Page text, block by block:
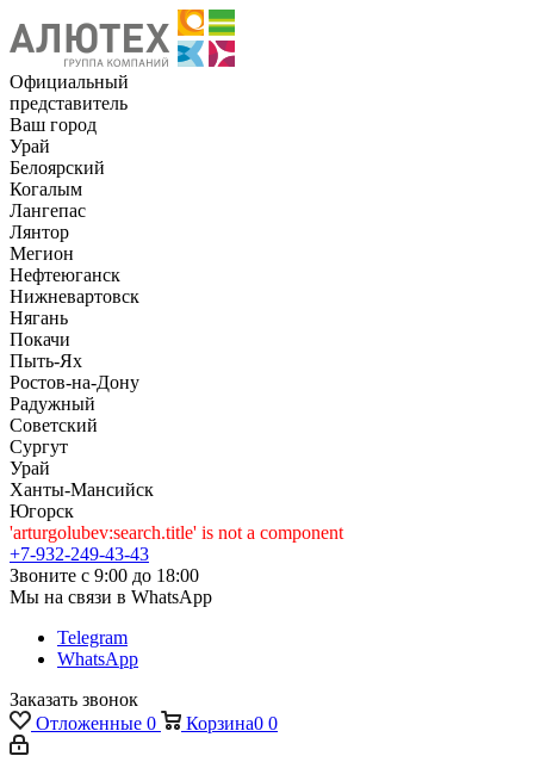
Официальный
представитель
Ваш город
Урай
Белоярский
Когалым
Лангепас
Лянтор
Мегион
Нефтеюганск
Нижневартовск
Нягань
Покачи
Пыть-Ях
Рoстов-на-Дону
Радужный
Советский
Сургут
Урай
Ханты-Мансийск
Югорск
'arturgolubev:search.title' is not a component
+7-932-249-43-43
Звоните с 9:00 до 18:00
Мы на связи в WhatsApp
Telegram
WhatsApp
Заказать звонок
Отложенные 0 Корзина0 0